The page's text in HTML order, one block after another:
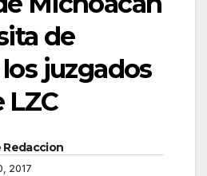
de
juzgados
LZC
Redaccion
2017